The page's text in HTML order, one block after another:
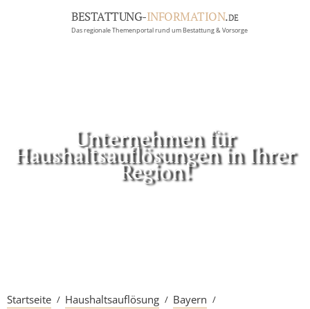
BESTATTUNG-INFORMATION.DE
Das regionale Themenportal rund um Bestattung & Vorsorge
RATGEBER
Unternehmen für
Haushaltsauflösungen in Ihrer
Region!
Startseite Haushaltsauflösung
Bayern